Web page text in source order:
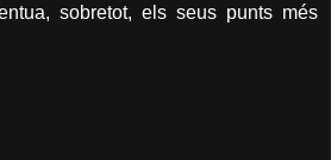
sobretot, els seus punts més